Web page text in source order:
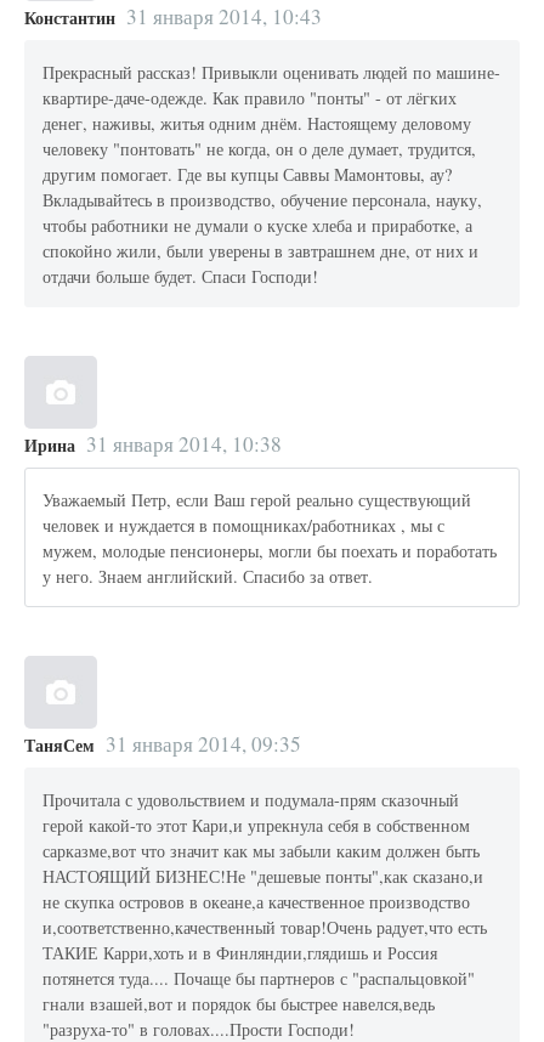
Константин 31 января 2014, 10:43
Прекрасный рассказ! Привыкли оценивать людей по машине-
квартире-даче-одежде. Как правило "понты" - от лёгких
денег, наживы, житья одним днём. Настоящему деловому
человеку "понтовать" не когда, он о деле думает, трудится,
другим помогает. Где вы купцы Саввы Мамонтовы, ау?
Вкладывайтесь в производство, обучение персонала, науку,
чтобы работники не думали о куске хлеба и приработке, а
спокойно жили, были уверены в завтрашнем дне, от них и
отдачи больше будет. Спаси Господи!
Ирина 31 января 2014, 10:38
Уважаемый Петр, если Ваш герой реально существующий
человек и нуждается в помощниках/работниках , мы с
мужем, молодые пенсионеры, могли бы поехать и поработать
у него. Знаем английский. Спасибо за ответ.
ТаняСем 31 января 2014, 09:35
Прочитала с удовольствием и подумала-прям сказочный
герой какой-то этот Кари,и упрекнула себя в собственном
сарказме,вот что значит как мы забыли каким должен быть
НАСТОЯЩИЙ БИЗНЕС!Не "дешевые понты",как сказано,и
не скупка островов в океане,а качественное производство
и,соответственно,качественный товар!Очень радует,что есть
ТАКИЕ Карри,хоть и в Финляндии,глядишь и Россия
потянется туда.... Почаще бы партнеров с "распальцовкой"
гнали взашей,вот и порядок бы быстрее навелся,ведь
"разруха-то" в головах....Прости Господи!